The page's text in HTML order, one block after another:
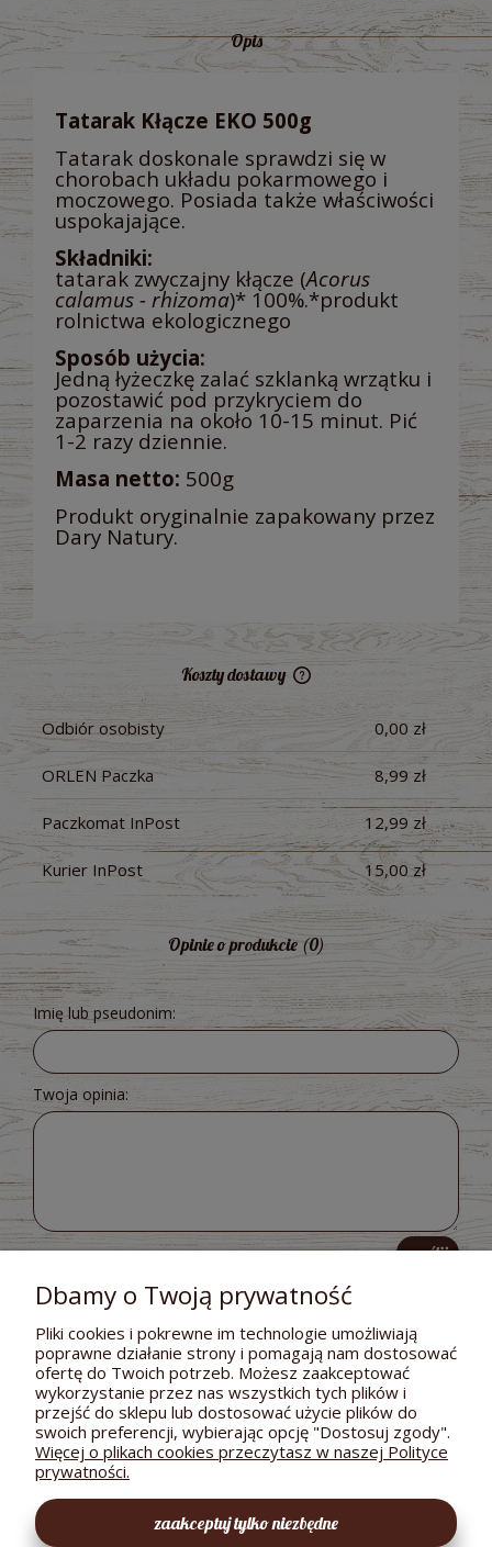
Opis
Tatarak Kłącze EKO 500g
Tatarak doskonale sprawdzi się w
chorobach układu pokarmowego i
moczowego. Posiada także właściwości
uspokajające.
Składniki:
tatarak zwyczajny kłącze (Acorus
calamus - rhizoma)* 100%.*produkt
rolnictwa ekologicznego
Sposób użycia:
Jedną łyżeczkę zalać szklanką wrzątku i
pozostawić pod przykryciem do
zaparzenia na około 10-15 minut. Pić
1-2 razy dziennie.
Masa netto: 500g
Produkt oryginalnie zapakowany przez
Dary Natury.
Koszty dostawy
Cena nie zawiera ewentualnych kosztów płatności
Odbiór osobisty 0,00 zł
ORLEN Paczka 8,99 zł
Paczkomat InPost 12,99 zł
Kurier InPost 15,00 zł
Opinie o produkcie (0)
Imię lub pseudonim:
Twoja opinia:
wyślij
POMOC
DOSTAWA I PŁATNOŚCI
MOJE KONTO
GWARANCJA I ZWROTY
Dbamy o Twoją prywatność
Pliki cookies i pokrewne im technologie umożliwiają
poprawne działanie strony i pomagają nam dostosować
ofertę do Twoich potrzeb. Możesz zaakceptować
wykorzystanie przez nas wszystkich tych plików i
przejść do sklepu lub dostosować użycie plików do
swoich preferencji, wybierając opcję "Dostosuj zgody".
Więcej o plikach cookies przeczytasz w naszej Polityce
prywatności.
zaakceptuj tylko niezbędne